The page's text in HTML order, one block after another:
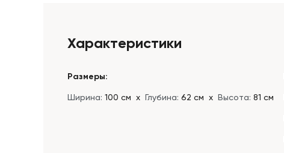
Характеристики
Размеры:
Ширина: 100 см х Глубина: 62 см х Высота: 81 см